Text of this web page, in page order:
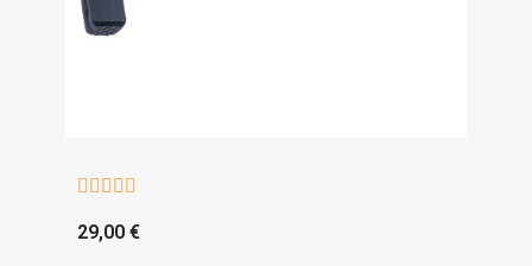
    
29,00 €